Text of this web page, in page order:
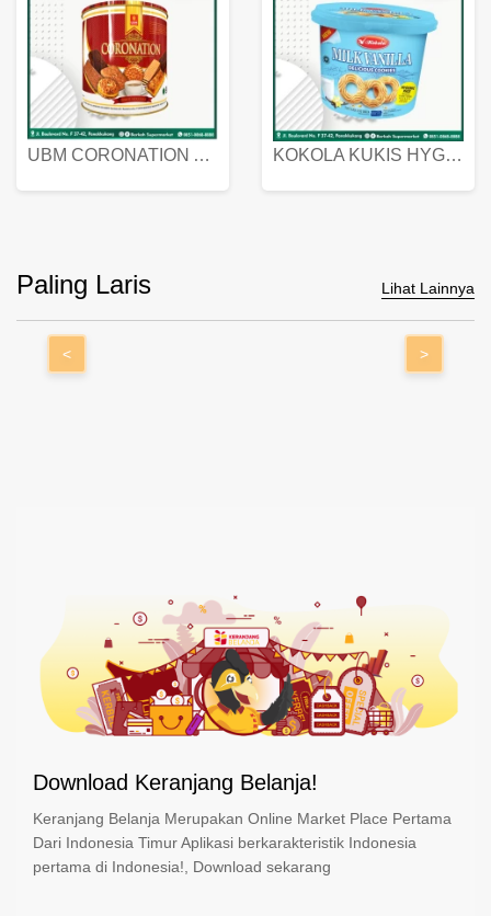
UBM CORONATION ASSORTED BISKUIT KALENG 450 GRAM KOKOLA KUKIS HYGIENIC MILK VANILLA PACK 320 GR
Paling Laris Lihat Lainnya
< >
Download Keranjang Belanja!
Keranjang Belanja Merupakan Online Market Place Pertama
Dari Indonesia Timur Aplikasi berkarakteristik Indonesia
pertama di Indonesia!, Download sekarang